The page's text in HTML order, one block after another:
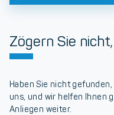
Zögern Sie
Haben Sie nicht
uns, und wir helfen Ihnen
Anliegen weiter.